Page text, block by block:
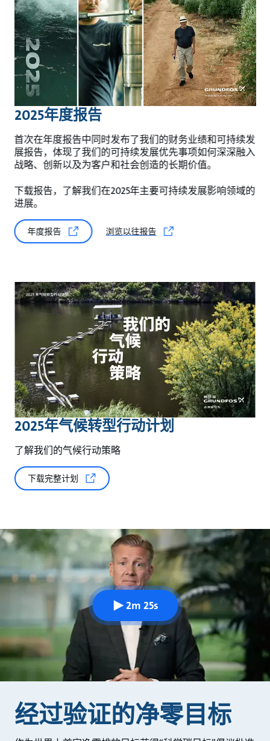
2025年度报告
首次在年度报告中同时发布了我们的财务业绩和可持续发
展报告，体现了我们的可持续发展优先事项如何深深融入
战略、创新以及为客户和社会创造的长期价值。
下载报告，了解我们在2025年主要可持续发展影响领域的
进展。
年度报告 浏览以往报告
2025年气候转型行动计划
了解我们的气候行动策略
下载完整计划
2m 25s
经过验证的净零目标